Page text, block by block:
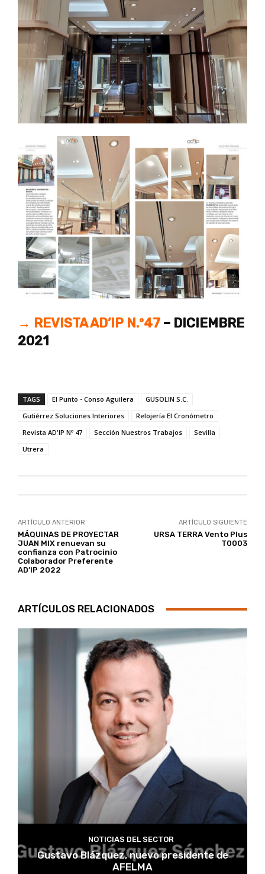
→ REVISTA AD’IP N.º47 – DICIEMBRE
2021
TAGS El Punto - Conso Aguilera
GUSOLIN S.C.
Gutiérrez Soluciones Interiores
Relojería El Cronómetro
Revista AD'IP Nº 47
Sección Nuestros Trabajos
Sevilla
Utrera
ARTÍCULO ANTERIOR
MÁQUINAS DE PROYECTAR
JUAN MIX renuevan su
confianza con Patrocinio
Colaborador Preferente
AD’IP 2022
ARTÍCULO SIGUIENTE
URSA TERRA Vento Plus
T0003
ARTÍCULOS RELACIONADOS
NOTICIAS DEL SECTOR
Gustavo Blázquez, nuevo presidente de
AFELMA